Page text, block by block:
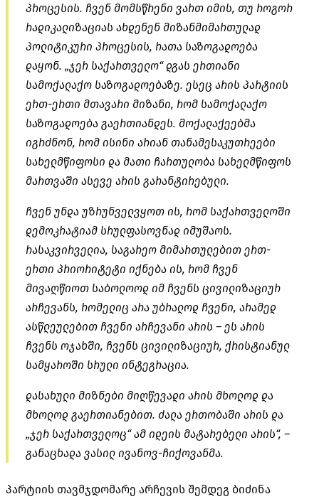
პროცესის. ჩვენ მომსწრენი ვართ იმის, თუ როგორ
რადიკალიზაციას ახდენენ მიზანმიმართულად
პოლიტიკური პროცესის, რათა საზოგადოება
დაყონ. „ჯერ საქართველო“ დგას ერთიანი
სამოქალაქო საზოგადოებაზე. ესეც არის პარტიის
ერთ-ერთი მთავარი მიზანი, რომ სამოქალაქო
საზოგადოება გაერთიანდეს. მოქალაქეებმა
იგრძნონ, რომ ისინი არიან თანამესაკუთრეები
სახელმწიფოსი და მათი ჩართულობა სახელმწიფოს
მართვაში ასევე არის გარანტირებული.
ჩვენ უნდა უზრუნველვყოთ ის, რომ საქართველოში
დემოკრატიამ სრულფასოვნად იმუშაოს.
რასაკვირველია, საგარეო მიმართულებით ერთ-
ერთი პრიორიტეტი იქნება ის, რომ ჩვენ
მივაღწიოთ საბოლოოდ იმ ჩვენს ცივილიზაციურ
არჩევანს, რომელიც არა უბრალოდ ჩვენი, არამედ
ასწლეულებით ჩვენი არჩევანი არის – ეს არის
ჩვენს ოჯახში, ჩვენს ცივილიზაციურ, ქრისტიანულ
სამყაროში სრული ინტეგრაცია.
დასახული მიზნები მიღწევადი არის მხოლოდ და
მხოლოდ გაერთიანებით. ძალა ერთობაში არის და
„ჯერ საქართველოც“ ამ იდეის მატარებელი არის“, –
განაცხადა ვასილ ივანოვ-ჩიქოვანმა.
პარტიის თავმჯდომარე არჩევის შემდეგ ბიძინა